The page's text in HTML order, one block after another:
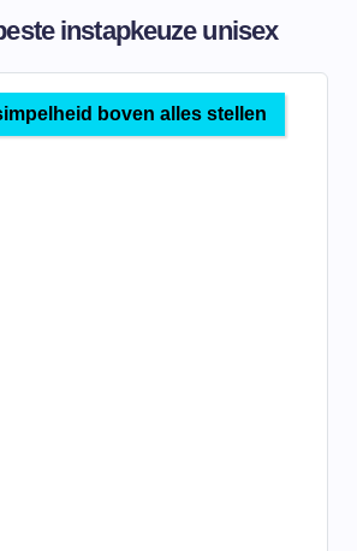
instapkeuze unisex
boven alles stellen